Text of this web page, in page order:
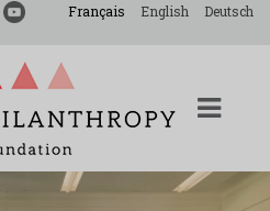
Français English Deutsch